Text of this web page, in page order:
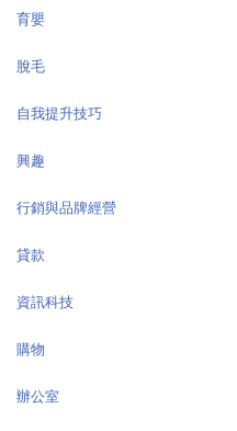
育嬰
脫毛
自我提升技巧
興趣
行銷與品牌經營
貸款
資訊科技
購物
辦公室